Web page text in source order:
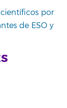
por
de ESO y